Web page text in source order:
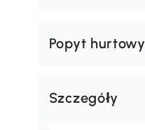
Popyt hurtowy
Szczegóły